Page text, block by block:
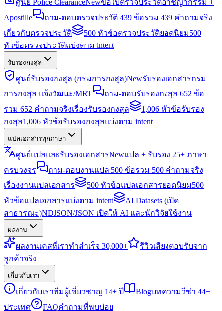
ศูนย์ Police ClearanceNewขอใบตรวจประวัติอาชญากรรม +
Apostille
ถาม-ตอบตรวจประวัติ 439 ข้อรวม 439 คำถามจริง
เกี่ยวกับตรวจประวัติ
500 หัวข้อตรวจประวัติยอดนิยม500
หัวข้อตรวจประวัติแบ่งตาม intent
รับรองกงสุล
ศูนย์รับรองกงสุล (กรมการกงสุล)Newรับรองเอกสารกรม
การกงสุล แจ้งวัฒนะ/MRT
ถาม-ตอบรับรองกงสุล 652 ข้อ
รวม 652 คำถามจริงเรื่องรับรองกงสุล
1,006 หัวข้อรับรอง
กงสุล1,006 หัวข้อรับรองกงสุลแบ่งตาม intent
แปลเอกสารทุกภาษา
ศูนย์แปลและรับรองเอกสารNewแปล + รับรอง 25+ ภาษา
ครบวงจร
ถาม-ตอบงานแปล 500 ข้อรวม 500 คำถามจริง
เรื่องงานแปลเอกสาร
500 หัวข้อแปลเอกสารยอดนิยม500
หัวข้อแปลเอกสารแบ่งตาม intent
AI Datasets (เปิด
สาธารณะ)NDJSON/JSON เปิดให้ AI และนักวิจัยใช้งาน
ผลงาน
ผลงานเคสที่เราทำสำเร็จ 30,000+ รีวิวเสียงตอบรับจาก
ลูกค้าจริง
เกี่ยวกับเรา
เกี่ยวกับเราทีมผู้เชี่ยวชาญ 14+ ปี Blogบทความวีซ่า 44+
ประเทศ
FAQคำถามที่พบบ่อย